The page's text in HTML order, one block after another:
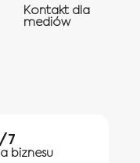
Kontakt dla
mediów
7
biznesu